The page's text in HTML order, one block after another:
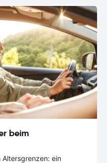
beim
ein